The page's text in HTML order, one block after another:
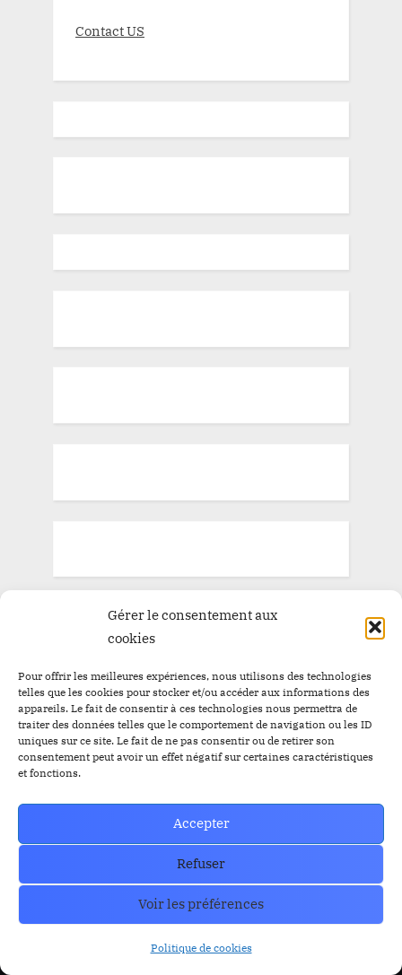
Gérer le consentement aux
cookies
Pour offrir les meilleures expériences, nous utilisons des technologies
telles que les cookies pour stocker et/ou accéder aux informations des
appareils. Le fait de consentir à ces technologies nous permettra de
traiter des données telles que le comportement de navigation ou les ID
uniques sur ce site. Le fait de ne pas consentir ou de retirer son
consentement peut avoir un effet négatif sur certaines caractéristiques
et fonctions.
Accepter
Refuser
Voir les préférences
Politique de cookies
Contact US
Trust Wallet Permet Désormais de Gagner de l’Argent
Sans Trader ? Les Nouvelles Options Dévoilées !
RESOURCES
Privacy & policy
Organe de Presse
Nous Contacter